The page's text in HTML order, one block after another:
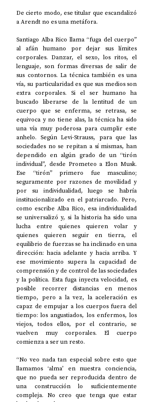
De cierto modo, ese titular que escandalizó
a Arendt no es una metáfora.
Santiago Alba Rico llama “fuga del cuerpo”
al afán humano por dejar sus límites
corporales. Danzar, el sexo, los ritos, el
lenguaje, son formas diversas de salir de
sus contornos. La técnica también es una
vía, su particularidad es que sus medios son
extra corporales. Si el ser humano ha
buscado liberarse de la lentitud de un
cuerpo que se enferma, se retrasa, se
equivoca y no tiene alas, la técnica ha sido
una vía muy poderosa para cumplir este
anhelo. Según Levi-Strauss, para que las
sociedades no se repitan a sí mismas, han
dependido en algún grado de un “tirón
individual”, desde Prometeo a Elon Musk.
Ese “tirón” primero fue masculino;
seguramente por razones de movilidad y
por su individualidad, luego se habría
institucionalizado en el patriarcado. Pero,
como escribe Alba Rico, esa individualidad
se universalizó y, si la historia ha sido una
lucha entre quienes quieren volar y
quienes quieren seguir en tierra, el
equilibrio de fuerzas se ha inclinado en una
dirección: hacia adelante y hacia arriba. Y
ese movimiento supera la capacidad de
comprensión y de control de las sociedades
y la política. Esta fuga inyecta velocidad, es
posible recorrer distancias en menos
tiempo, pero a la vez, la aceleración es
capaz de empujar a los cuerpos fuera del
tiempo: los angustiados, los enfermos, los
viejos, todos ellos, por el contrario, se
vuelven muy corporales. El cuerpo
comienza a ser un resto.
“No veo nada tan especial sobre esto que
llamamos ‘alma’ en nuestra conciencia,
que no pueda ser reproducida dentro de
una construcción lo suficientemente
compleja. No creo que tenga que estar